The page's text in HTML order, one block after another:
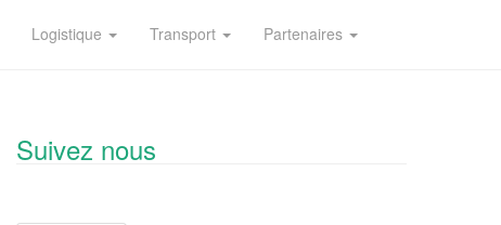
Logistique Transport Partenaires
Suivez nous